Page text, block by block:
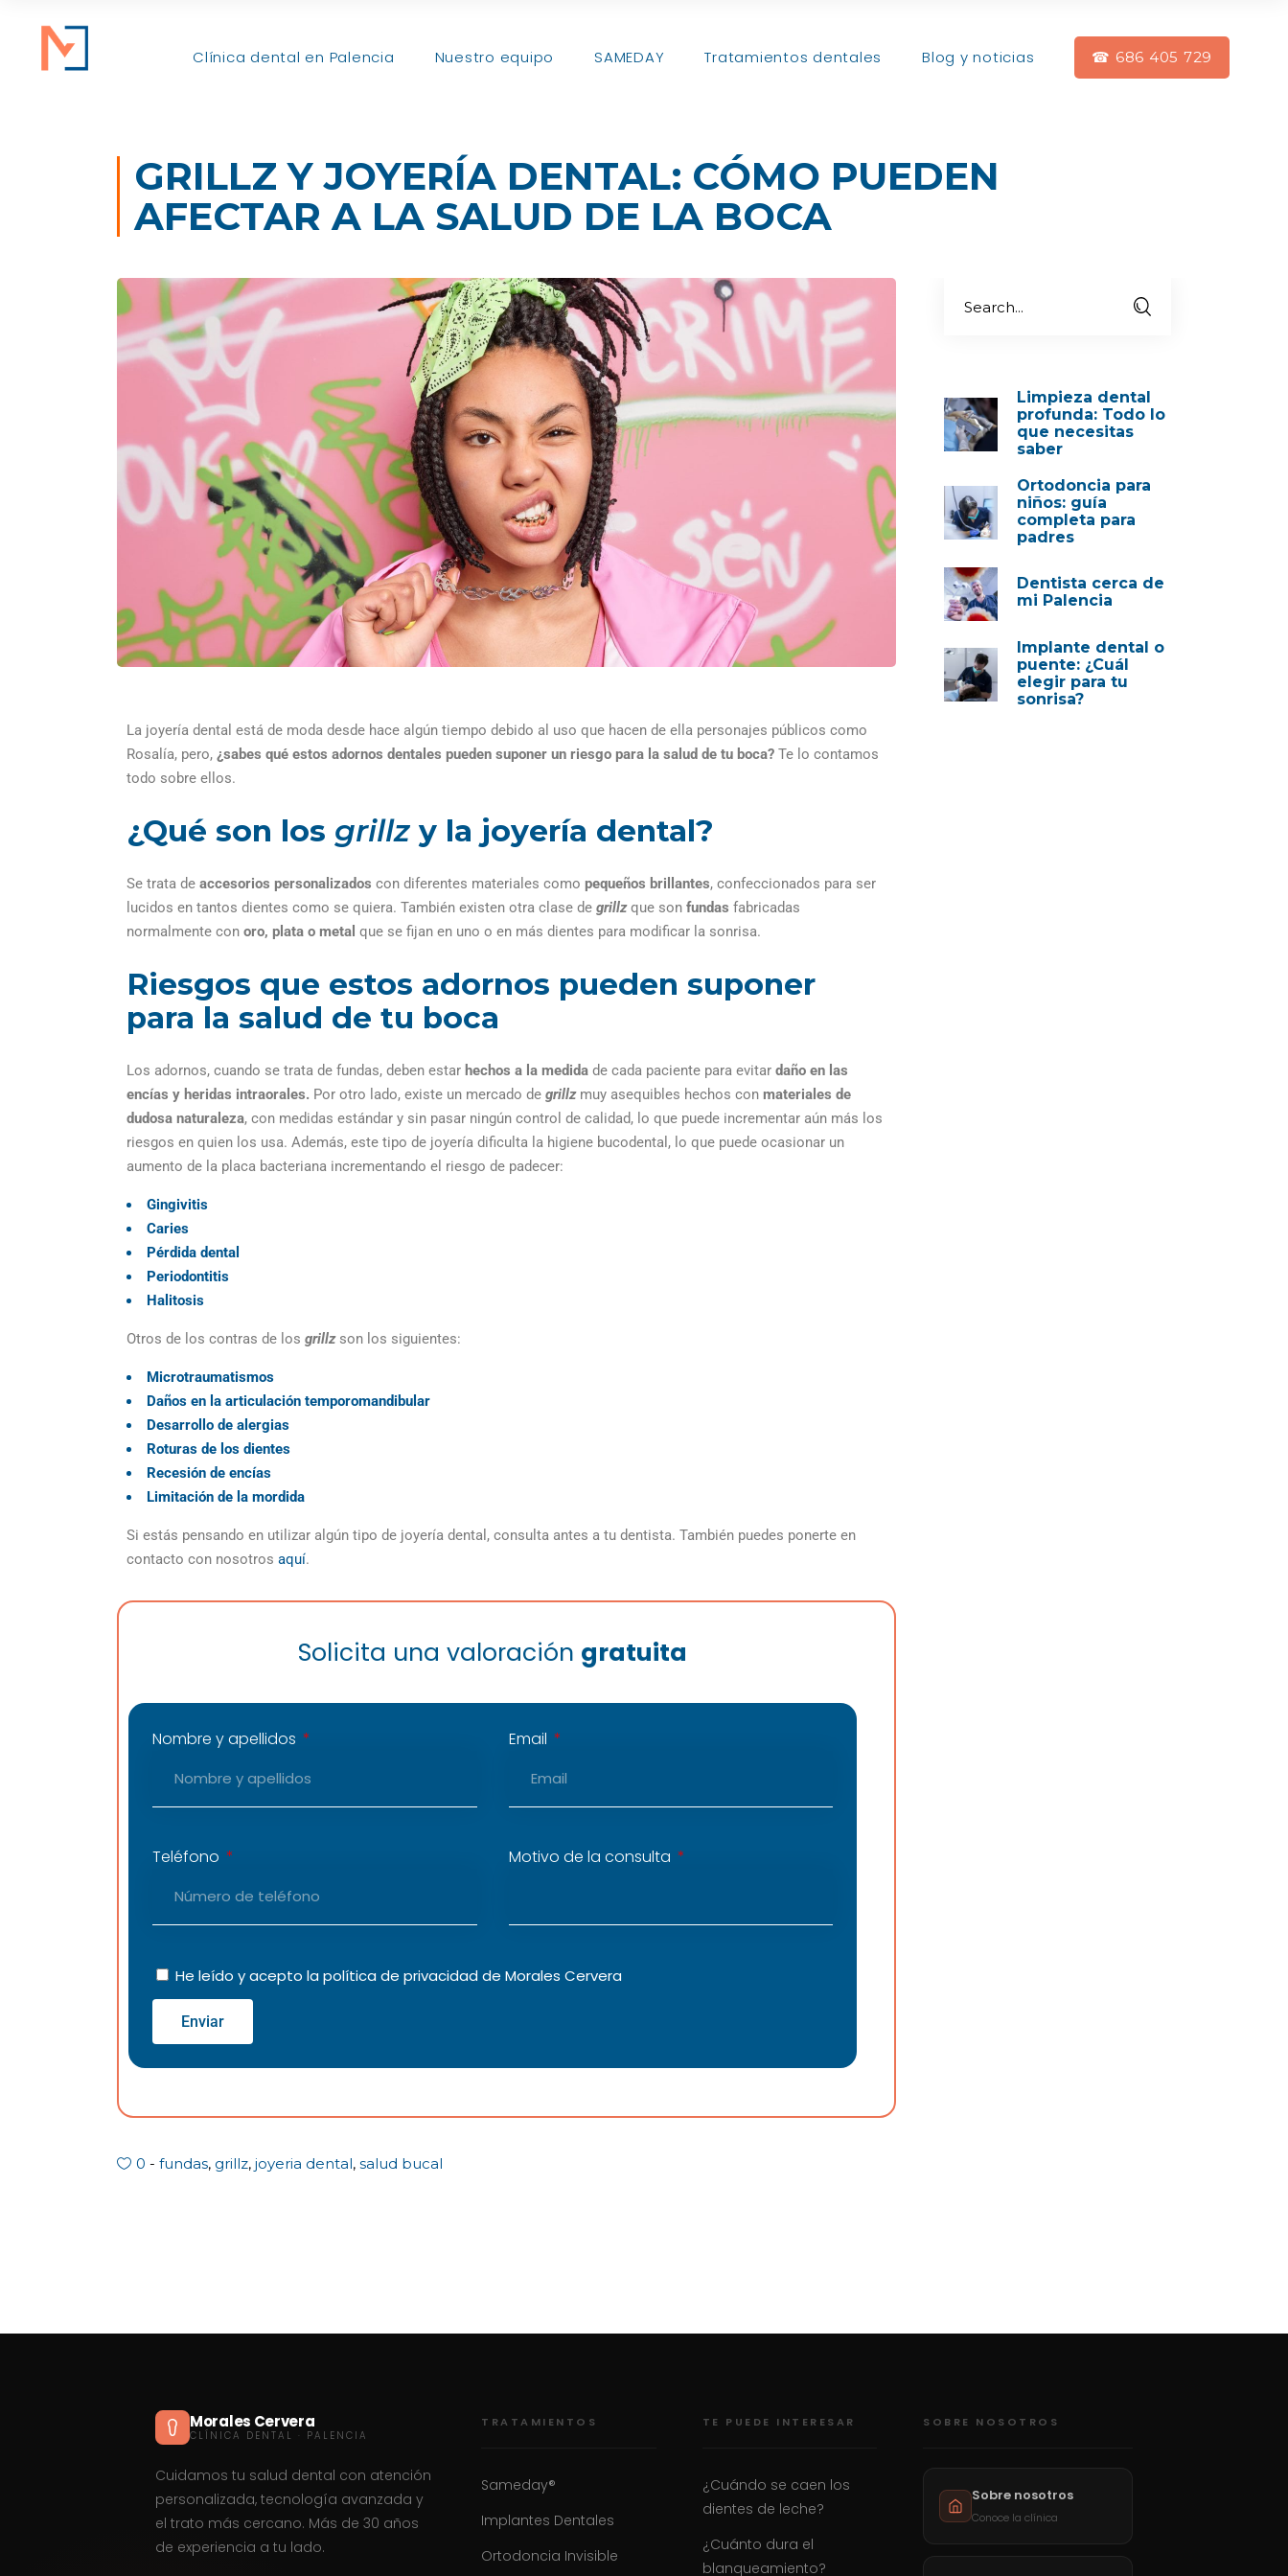
Clínica dental en Palencia Nuestro equipo SAMEDAY Tratamientos dentales Blog y noticias ☎ 686 405 729
GRILLZ Y JOYERÍA DENTAL: CÓMO PUEDEN
AFECTAR A LA SALUD DE LA BOCA
La joyería dental está de moda desde hace algún tiempo debido al uso que hacen de ella personajes públicos como
Rosalía, pero, ¿sabes qué estos adornos dentales pueden suponer un riesgo para la salud de tu boca? Te lo contamos
todo sobre ellos.
¿Qué son los grillz y la joyería dental?
Se trata de accesorios personalizados con diferentes materiales como pequeños brillantes, confeccionados para ser
lucidos en tantos dientes como se quiera. También existen otra clase de grillzque son fundas fabricadas
normalmente con oro, plata o metal que se fijan en uno o en más dientes para modificar la sonrisa.
Riesgos que estos adornos pueden suponer
para la salud de tu boca
Los adornos, cuando se trata de fundas, deben estar hechos a la medida de cada paciente para evitar daño en las
encías y heridas intraorales. Por otro lado, existe un mercado de grillzmuy asequibles hechos con materiales de
dudosa naturaleza, con medidas estándar y sin pasar ningún control de calidad, lo que puede incrementar aún más los
riesgos en quien los usa. Además, este tipo de joyería dificulta la higiene bucodental, lo que puede ocasionar un
aumento de la placa bacteriana incrementando el riesgo de padecer:
Gingivitis
Caries
Pérdida dental
Periodontitis
Halitosis
Otros de los contras de los grillzson los siguientes:
Microtraumatismos
Daños en la articulación temporomandibular
Desarrollo de alergias
Roturas de los dientes
Recesión de encías
Limitación de la mordida
Si estás pensando en utilizar algún tipo de joyería dental, consulta antes a tu dentista. También puedes ponerte en
contacto con nosotros aquí.
Solicita una valoración gratuita
Nombre y apellidos Email
Teléfono Motivo de la consulta
He leído y acepto lapolítica de privacidadde Morales Cervera
Enviar
0 fundas, grillz, joyeria dental, salud bucal
Limpieza dental
profunda: Todo lo
que necesitas
saber
Ortodoncia para
niños: guía
completa para
padres
Dentista cerca de
mi Palencia
Implante dental o
puente: ¿Cuál
elegir para tu
sonrisa?
Morales Cervera
CLÍNICA DENTAL · PALENCIA
Cuidamos tu salud dental con atención
personalizada, tecnología avanzada y
el trato más cercano. Más de 30 años
de experiencia a tu lado.
TRATAMIENTOS
Sameday®
Implantes Dentales
Ortodoncia Invisible
TE PUEDE INTERESAR
¿Cuándo se caen los
dientes de leche?
¿Cuánto dura el
blanqueamiento?
SOBRE NOSOTROS
Sobre nosotros
Conoce la clínica